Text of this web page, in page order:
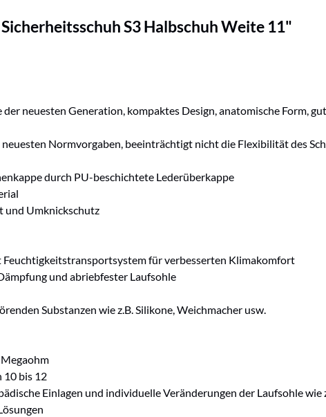
S3 Halbschuh Weite 11"
neuesten Generation, kompaktes Design, anatomische Form,
Normvorgaben, beeinträchtigt nicht die Flexibilität des
durch PU-beschichtete Lederüberkappe
und Umknickschutz
für verbesserten Klimakomfort
und abriebfester Laufsohle
Substanzen wie z.B. Silikone, Weichmacher usw.
10 bis 12
Einlagen und individuelle Veränderungen der Laufsohle wie